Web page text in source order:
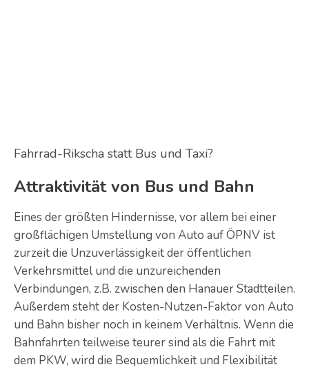
Fahrrad-Rikscha statt Bus und Taxi?
Attraktivität von Bus und Bahn
Eines der größten Hindernisse, vor allem bei einer
großflächigen Umstellung von Auto auf ÖPNV ist
zurzeit die Unzuverlässigkeit der öffentlichen
Verkehrsmittel und die unzureichenden
Verbindungen, z.B. zwischen den Hanauer Stadtteilen.
Außerdem steht der Kosten-Nutzen-Faktor von Auto
und Bahn bisher noch in keinem Verhältnis. Wenn die
Bahnfahrten teilweise teurer sind als die Fahrt mit
dem PKW, wird die Bequemlichkeit und Flexibilität